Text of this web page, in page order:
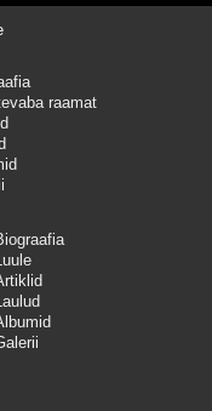
raamat